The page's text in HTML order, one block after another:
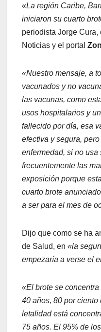
«La región Caribe,
iniciaron su cuarto
periodista Jorge Cura,
Noticias y el portal
«Nuestro mensaje, a
vacunados y no
las vacunas, como
usos hospitalarios y
fallecido por día, esa
efectiva y segura,
enfermedad, si no
frecuentemente las
exposición porque
cuarto brote
a ser para el mes de
Dijo que como se ha
de Salud, en «la
empezaría a verse el
«El brote se
40 años, 80 por
letalidad está
75 años. El 95% de